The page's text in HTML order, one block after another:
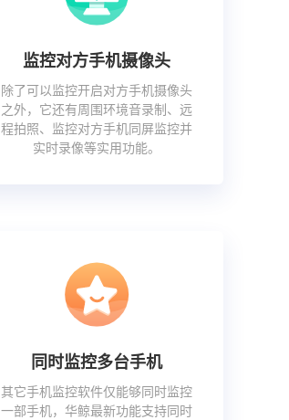
监控对方手机摄像头
除了可以监控开启对方手机摄像头
之外，它还有周围环境音录制、远
程拍照、监控对方手机同屏监控并
实时录像等实用功能。
同时监控多台手机
其它手机监控软件仅能够同时监控
一部手机，华鲸最新功能支持同时